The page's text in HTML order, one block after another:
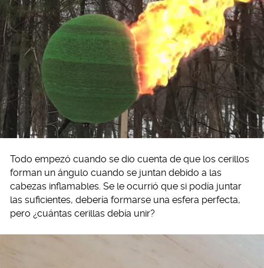
Todo empezó cuando se dio cuenta de que los cerillos
forman un ángulo cuando se juntan debido a las
cabezas inflamables. Se le ocurrió que si podía juntar
las suficientes, debería formarse una esfera perfecta,
pero ¿cuántas cerillas debía unir?